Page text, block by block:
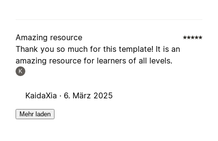
Amazing resource
Thank you so much for this template! It is an
amazing resource for learners of all levels.
K
KaidaXia · 6. März 2025
Mehr laden